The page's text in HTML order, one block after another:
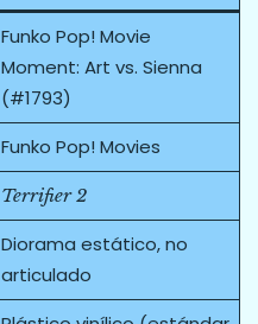
Funko Pop! Movie
Moment: Art vs. Sienna
(#1793)
Funko Pop! Movies
Terrifier 2
Diorama estático, no
articulado